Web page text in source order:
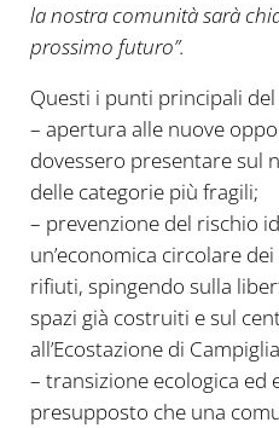
la nostra comunità sarà
prossimo futuro”.
Questi i punti principali
– apertura alle nuove
dovessero presentare sul
delle categorie più fragili;
– prevenzione del rischio
un’economica circolare
rifiuti, spingendo sulla
spazi già costruiti e sul
all’Ecostazione di
– transizione ecologica ed
presupposto che una